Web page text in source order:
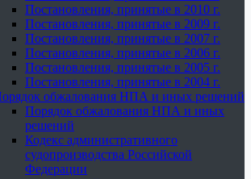
Постановления, принятые в 2010 г.
Постановления, принятые в 2009 г.
Постановления, принятые в 2007 г.
Постановления, принятые в 2006 г.
Постановления, принятые в 2005 г.
Постановления, принятые в 2004 г.
обжалования НПА и иных решений
Порядок обжалования НПА и иных
решений
Кодекс административного
судопроизводства Российской
Федерации